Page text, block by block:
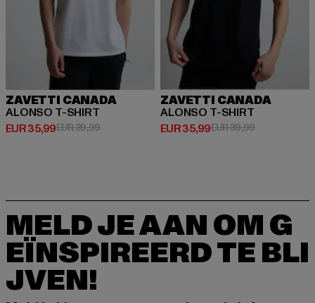
ZAVETTI CANADA
ALONSO T-SHIRT
EUR 35,99
Huidige prijs: EUR 35,99
EUR 39,99Actieprijs: EUR 39,99
ZAVETTI CANADA
ALONSO T-SHIRT
EUR 35,99
Huidige prijs: EUR 35,99
EUR 39,99Actieprijs:
MELD JE AAN OM G
EÏNSPIREERD TE BLI
JVEN!